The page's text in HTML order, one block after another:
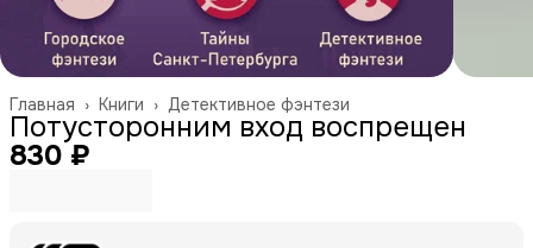
Детективное фэнтези
Книги ›
Главная ›
Потусторонним вход воспрещен
830 ₽